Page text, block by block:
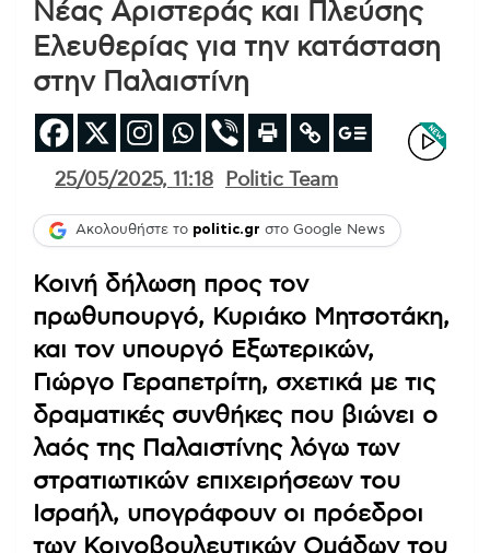
Νέας Αριστεράς και Πλεύσης
Ελευθερίας για την κατάσταση
στην Παλαιστίνη
25/05/2025, 11:18 Politic Team
Ακολουθήστε το politic.gr στο Google News
Κοινή δήλωση προς τον
πρωθυπουργό, Κυριάκο Μητσοτάκη,
και τον υπουργό Εξωτερικών,
Γιώργο Γεραπετρίτη, σχετικά με τις
δραματικές συνθήκες που βιώνει ο
λαός της Παλαιστίνης λόγω των
στρατιωτικών επιχειρήσεων του
Ισραήλ, υπογράφουν οι πρόεδροι
των Κοινοβουλευτικών Ομάδων του